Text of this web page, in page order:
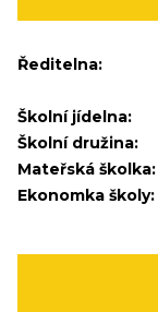
Ředitelna:
Školní jídelna:
Školní družina:
Mateřská školka:
Ekonomka školy: